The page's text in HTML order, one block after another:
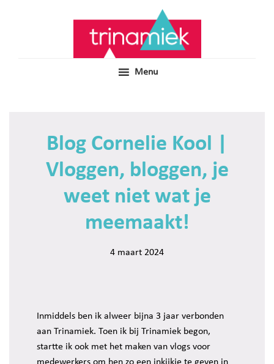
Menu
Blog Cornelie Kool |
Vloggen, bloggen, je
weet niet wat je
meemaakt!
4 maart 2024
Inmiddels ben ik alweer bijna 3 jaar verbonden
aan Trinamiek. Toen ik bij Trinamiek begon,
startte ik ook met het maken van vlogs voor
medewerkers om hen zo een inkijkje te geven in